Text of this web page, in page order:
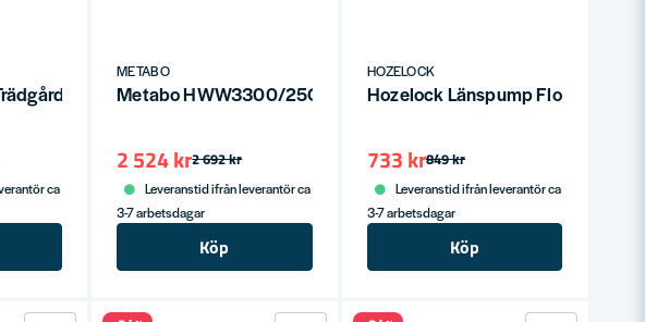
3.300 l/h
ca
METABO
Metabo HWW3300/25G Trädgårdspump 3300 l/h
2 692 kr
2 524 kr
Leveranstid ifrån leverantör ca
3-7 arbetsdagar
Köp
HOZELOCK
Hozelock Länspump Flowmax
849 kr
733 kr
Leveranstid ifrån leverantör ca
3-7 arbetsdagar
Köp